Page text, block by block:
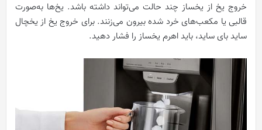
خروج یخ از یخساز چند حالت می‌تواند داشته باشد. یخ‌ها به‌صورت
قالبی یا مکعب‌های خرد شده بیرون می‌زنند. برای خروج یخ از یخچال
ساید بای ساید، باید اهرم یخساز را فشار دهید.